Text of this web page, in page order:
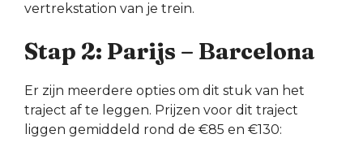
vertrekstation van je trein.
Stap 2: Parijs – Barcelona
Er zijn meerdere opties om dit stuk van het
traject af te leggen. Prijzen voor dit traject
liggen gemiddeld rond de €85 en €130: